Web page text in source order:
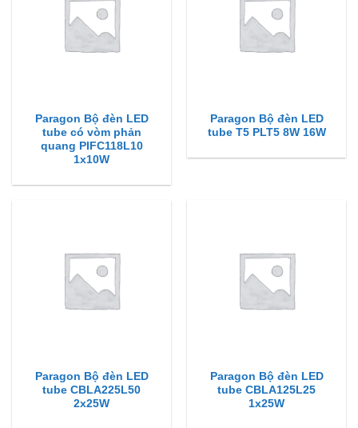
Paragon Bộ đèn LED
tube có vòm phản
quang PIFC118L10
1x10W
Paragon Bộ đèn LED
tube T5 PLT5 8W 16W
Paragon Bộ đèn LED
tube CBLA225L50
2x25W
Paragon Bộ đèn LED
tube CBLA125L25
1x25W